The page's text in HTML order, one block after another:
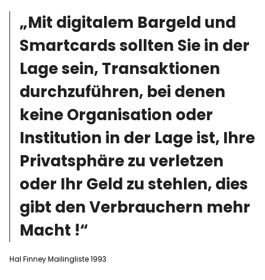
„Mit digitalem Bargeld und
Smartcards sollten Sie in der
Lage sein, Transaktionen
durchzuführen, bei denen
keine Organisation oder
Institution in der Lage ist, Ihre
Privatsphäre zu verletzen
oder Ihr Geld zu stehlen, dies
gibt den Verbrauchern mehr
Macht !“
Hal Finney Mailingliste 1993